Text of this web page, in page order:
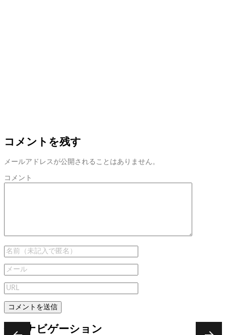
コメントを残す
メールアドレスが公開されることはありません。
コメント
投稿ナビゲーション